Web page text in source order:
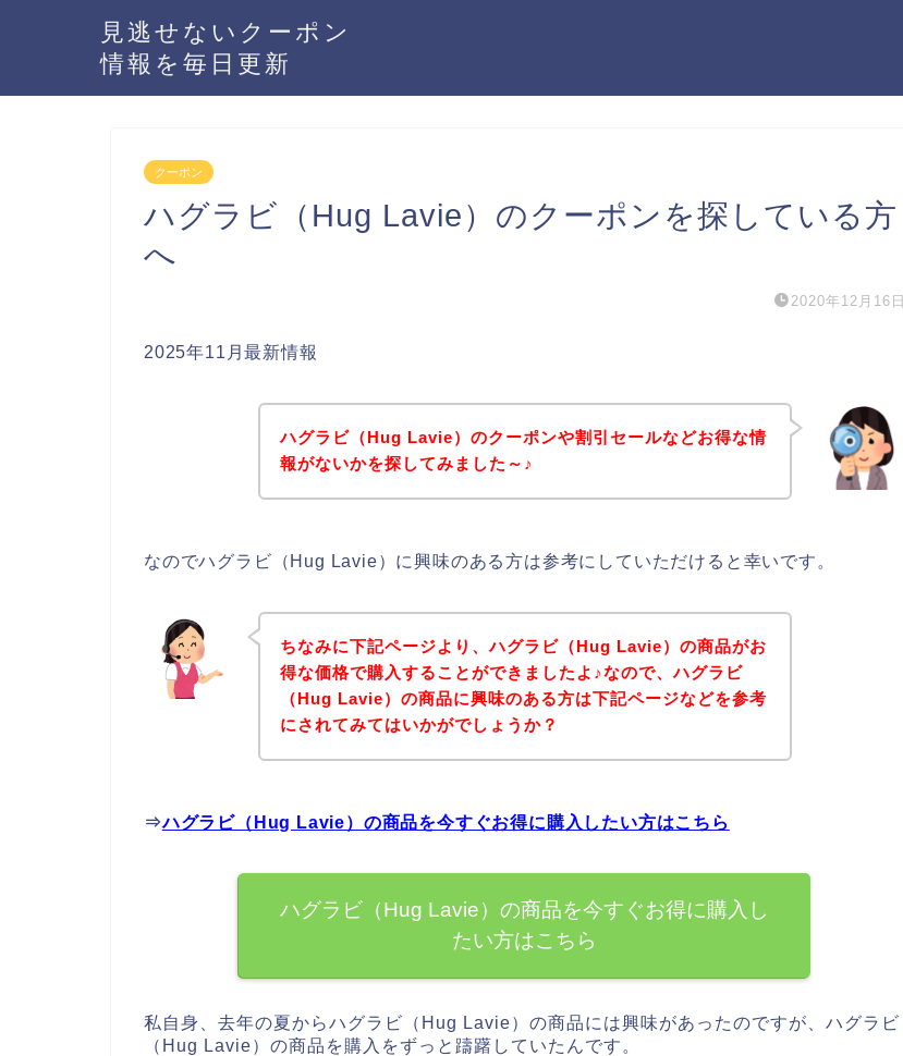
見逃せないクーポン
情報を毎日更新
クーポン
ハグラビ（Hug Lavie）のクーポンを探している方
へ
2020年12月16日
2025年11月最新情報
ハグラビ（Hug Lavie）のクーポンや割引セールなどお得な情
報がないかを探してみました～♪
なのでハグラビ（Hug Lavie）に興味のある方は参考にしていただけると幸いです。
ちなみに下記ページより、ハグラビ（Hug Lavie）の商品がお
得な価格で購入することができましたよ♪なので、ハグラビ
（Hug Lavie）の商品に興味のある方は下記ページなどを参考
にされてみてはいかがでしょうか？
⇒ハグラビ（Hug Lavie）の商品を今すぐお得に購入したい方はこちら
ハグラビ（Hug Lavie）の商品を今すぐお得に購入し
たい方はこちら
私自身、去年の夏からハグラビ（Hug Lavie）の商品には興味があったのですが、ハグラビ
（Hug Lavie）の商品を購入をずっと躊躇していたんです。